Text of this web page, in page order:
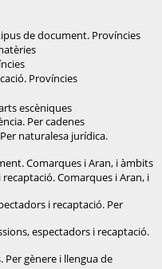
de document. Províncies
Províncies
escèniques
Per cadenes
naturalesa jurídica.
Comarques i Aran, i àmbits
Comarques i Aran, i
i recaptació. Per
espectadors i recaptació.
Per gènere i llengua de